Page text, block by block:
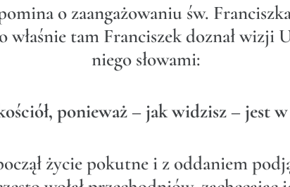
o zaangażowaniu św.
tam Franciszek doznał wizji
niego słowami:
ponieważ – jak widzisz – jest
życie pokutne i z oddaniem